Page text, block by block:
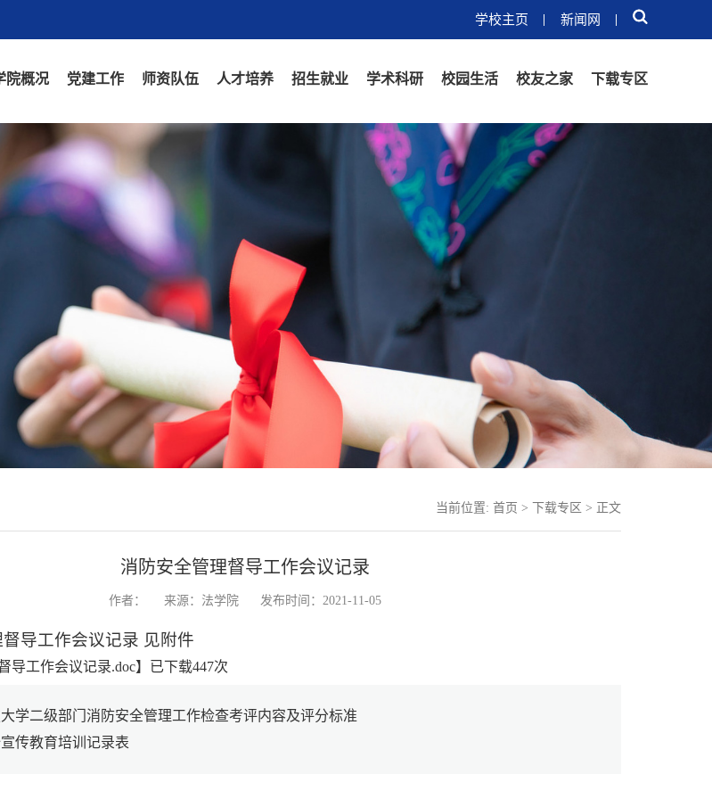
学校主页 新闻网
院概况 党建工作 师资队伍 人才培养 招生就业 学术科研 校园生活 校友之家 下载专区
当前位置: 首页 > 下载专区 > 正文
消防安全管理督导工作会议记录
作者： 来源：法学院 发布时间：2021-11-05
导工作会议记录 见附件
导工作会议记录.doc】已下载447次
大学二级部门消防安全管理工作检查考评内容及评分标准
传教育培训记录表